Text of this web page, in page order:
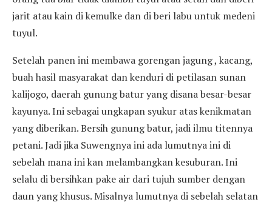
jarit atau kain di kemulke dan di beri labu untuk medeni
tuyul.
Setelah panen ini membawa gorengan jagung , kacang,
buah hasil masyarakat dan kenduri di petilasan sunan
kalijogo, daerah gunung batur yang disana besar-besar
kayunya. Ini sebagai ungkapan syukur atas kenikmatan
yang diberikan. Bersih gunung batur, jadi ilmu titennya
petani. Jadi jika Suwengnya ini ada lumutnya ini di
sebelah mana ini kan melambangkan kesuburan. Ini
selalu di bersihkan pake air dari tujuh sumber dengan
daun yang khusus. Misalnya lumutnya di sebelah selatan